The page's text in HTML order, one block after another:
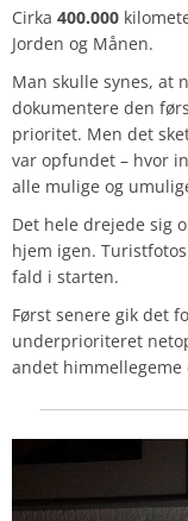
Cirka 400.000
Jorden og Månen.
Man skulle synes, at
dokumentere den
prioritet. Men det
var opfundet – hvor
alle mulige og
Det hele drejede sig
hjem igen.
fald i starten.
Først senere gik det
underprioriteret
andet himmellegeme